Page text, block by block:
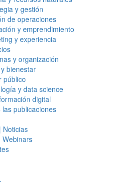
y gestión
de operaciones
y emprendimiento
y experiencia
y organización
bienestar
público
y data science
digital
las publicaciones
Noticias
Webinars